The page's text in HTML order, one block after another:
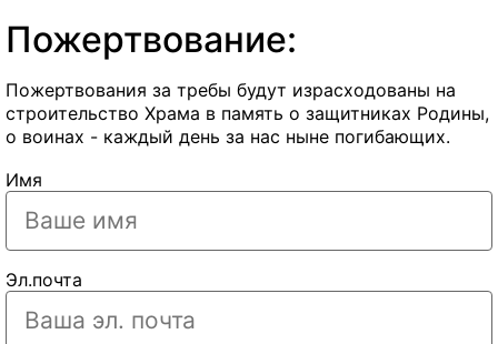
Пожертвование:
Пожертвования за требы будут израсходованы на
строительство Храма в память о защитниках Родины,
о воинах - каждый день за нас ныне погибающих.
Имя
Эл.почта